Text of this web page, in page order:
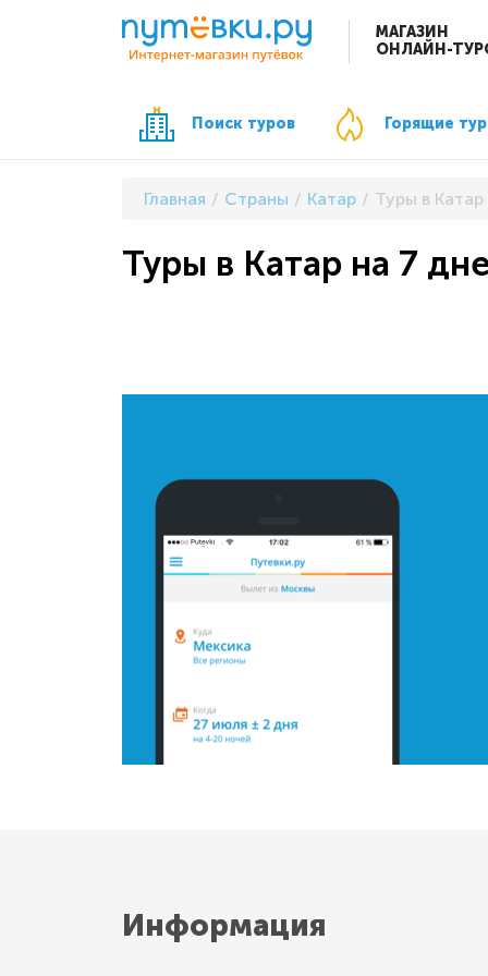
МАГАЗИН
ОНЛАЙН-
Поиск туров Горящие
Главная Страны Катар Туры в
Туры в Катар на 7
Информация